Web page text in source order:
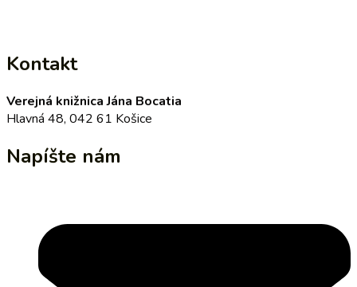
Kontakt
Verejná knižnica Jána Bocatia
Hlavná 48, 042 61 Košice
Napíšte nám